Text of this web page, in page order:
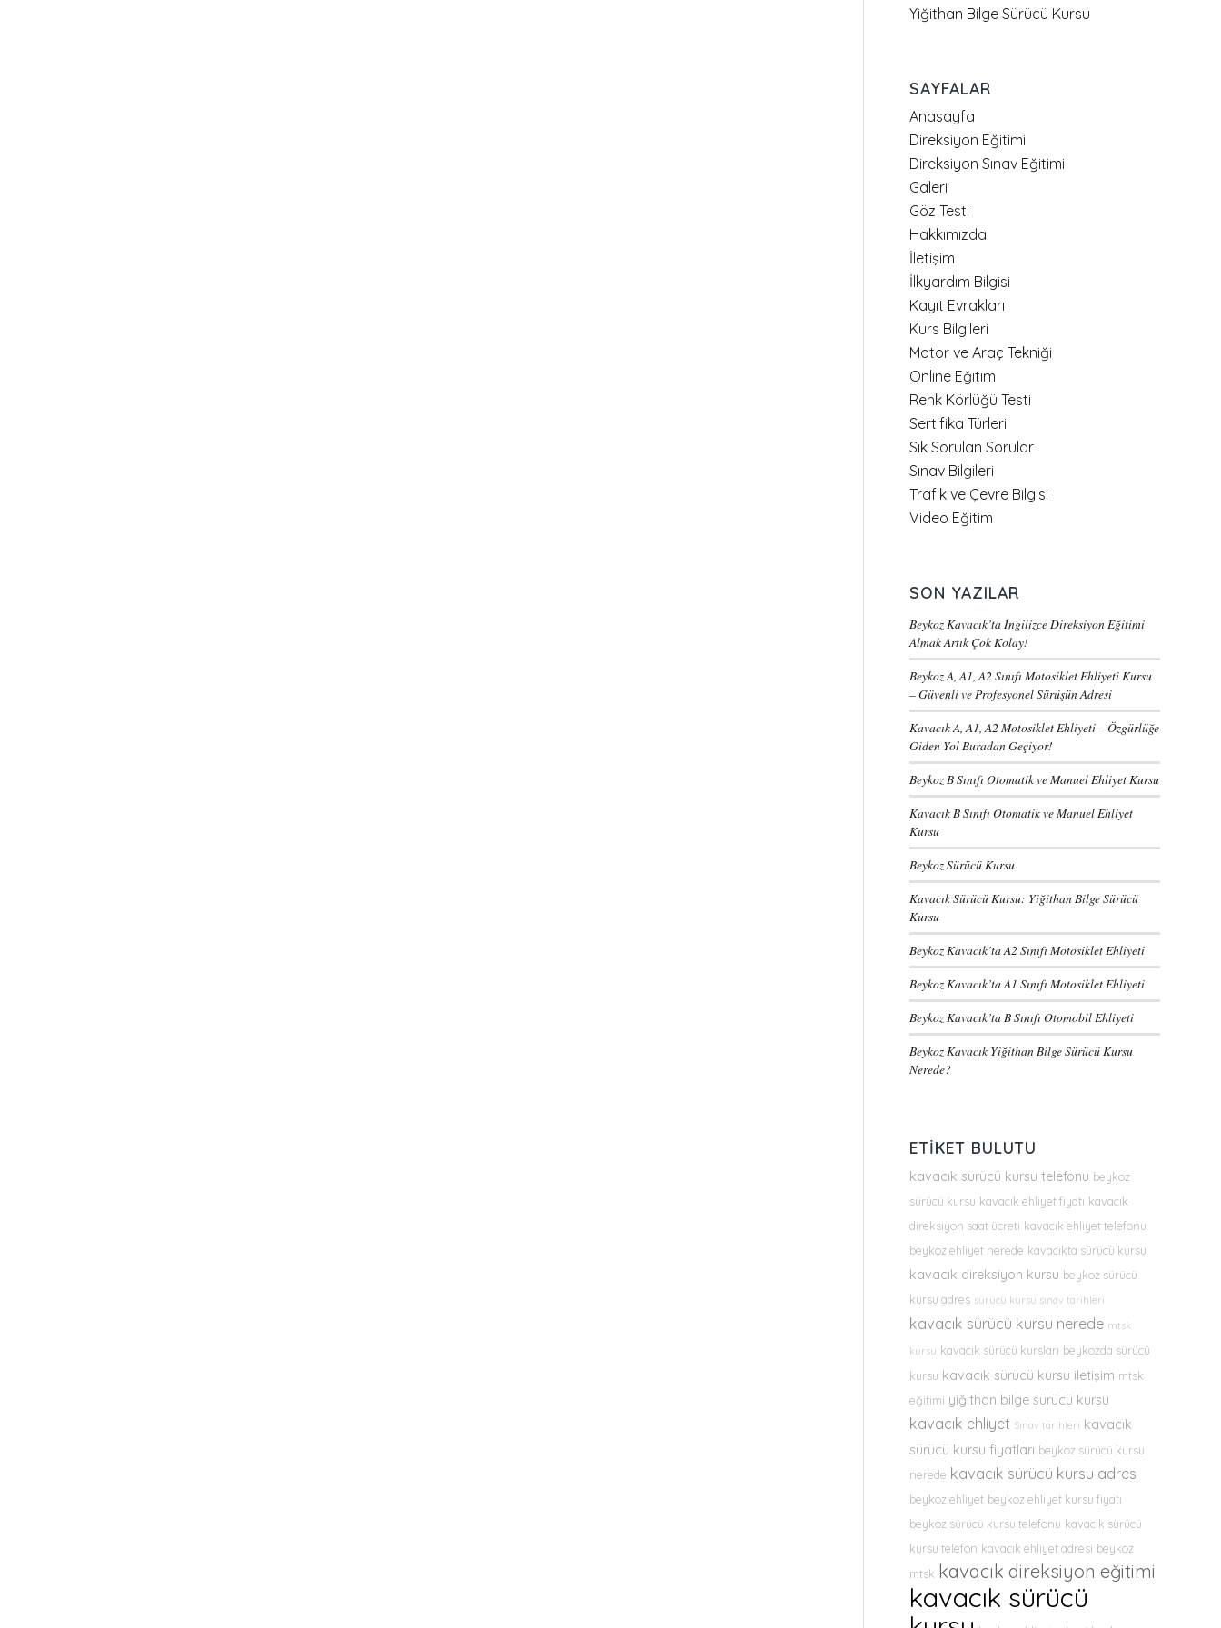
Yiğithan Bilge Sürücü Kursu
SAYFALAR
Anasayfa
Direksiyon Eğitimi
Direksiyon Sınav Eğitimi
Galeri
Göz Testi
Hakkımızda
İletişim
İlkyardım Bilgisi
Kayıt Evrakları
Kurs Bilgileri
Motor ve Araç Tekniği
Online Eğitim
Renk Körlüğü Testi
Sertifika Türleri
Sık Sorulan Sorular
Sınav Bilgileri
Trafik ve Çevre Bilgisi
Video Eğitim
SON YAZILAR
Beykoz Kavacık’ta İngilizce Direksiyon Eğitimi
Almak Artık Çok Kolay!
Beykoz A, A1, A2 Sınıfı Motosiklet Ehliyeti Kursu
– Güvenli ve Profesyonel Sürüşün Adresi
Kavacık A, A1, A2 Motosiklet Ehliyeti – Özgürlüğe
Giden Yol Buradan Geçiyor!
Beykoz B Sınıfı Otomatik ve Manuel Ehliyet Kursu
Kavacık B Sınıfı Otomatik ve Manuel Ehliyet
Kursu
Beykoz Sürücü Kursu
Kavacık Sürücü Kursu: Yiğithan Bilge Sürücü
Kursu
Beykoz Kavacık’ta A2 Sınıfı Motosiklet Ehliyeti
Beykoz Kavacık’ta A1 Sınıfı Motosiklet Ehliyeti
Beykoz Kavacık’ta B Sınıfı Otomobil Ehliyeti
Beykoz Kavacık Yiğithan Bilge Sürücü Kursu
Nerede?
ETIKET BULUTU
kavacık sürücü kursu telefonu beykoz
sürücü kursu kavacık ehliyet fiyatı kavacık
direksiyon saat ücreti kavacık ehliyet telefonu
beykoz ehliyet nerede kavacıkta sürücü kursu
kavacık direksiyon kursu beykoz sürücü
kursu adres sürücü kursu sınav tarihleri
kavacık sürücü kursu nerede mtsk
kursu kavacık sürücü kursları beykozda sürücü
kursu kavacık sürücü kursu iletişim mtsk
eğitimi yiğithan bilge sürücü kursu
kavacık ehliyet Sınav tarihleri kavacık
sürücü kursu fiyatları beykoz sürücü kursu
nerede kavacık sürücü kursu adres
beykoz ehliyet beykoz ehliyet kursu fiyatı
beykoz sürücü kursu telefonu kavacık sürücü
kursu telefon kavacık ehliyet adresi beykoz
mtsk kavacık direksiyon eğitimi
kavacık sürücü